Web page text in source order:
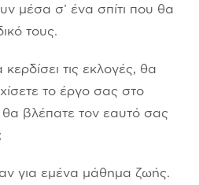
μέσα σ’ ένα σπίτι που θα
τους.
τις εκλογές, θα
το έργο σας στο
βλέπατε τον εαυτό σας
για εμένα μάθημα ζωής.